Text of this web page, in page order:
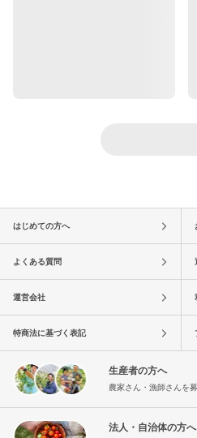
はじめての方へ
よくある質問
運営会社
特商法に基づく表記
生産者の方へ
農家さん・漁師さんを
法人・自治体の方へ